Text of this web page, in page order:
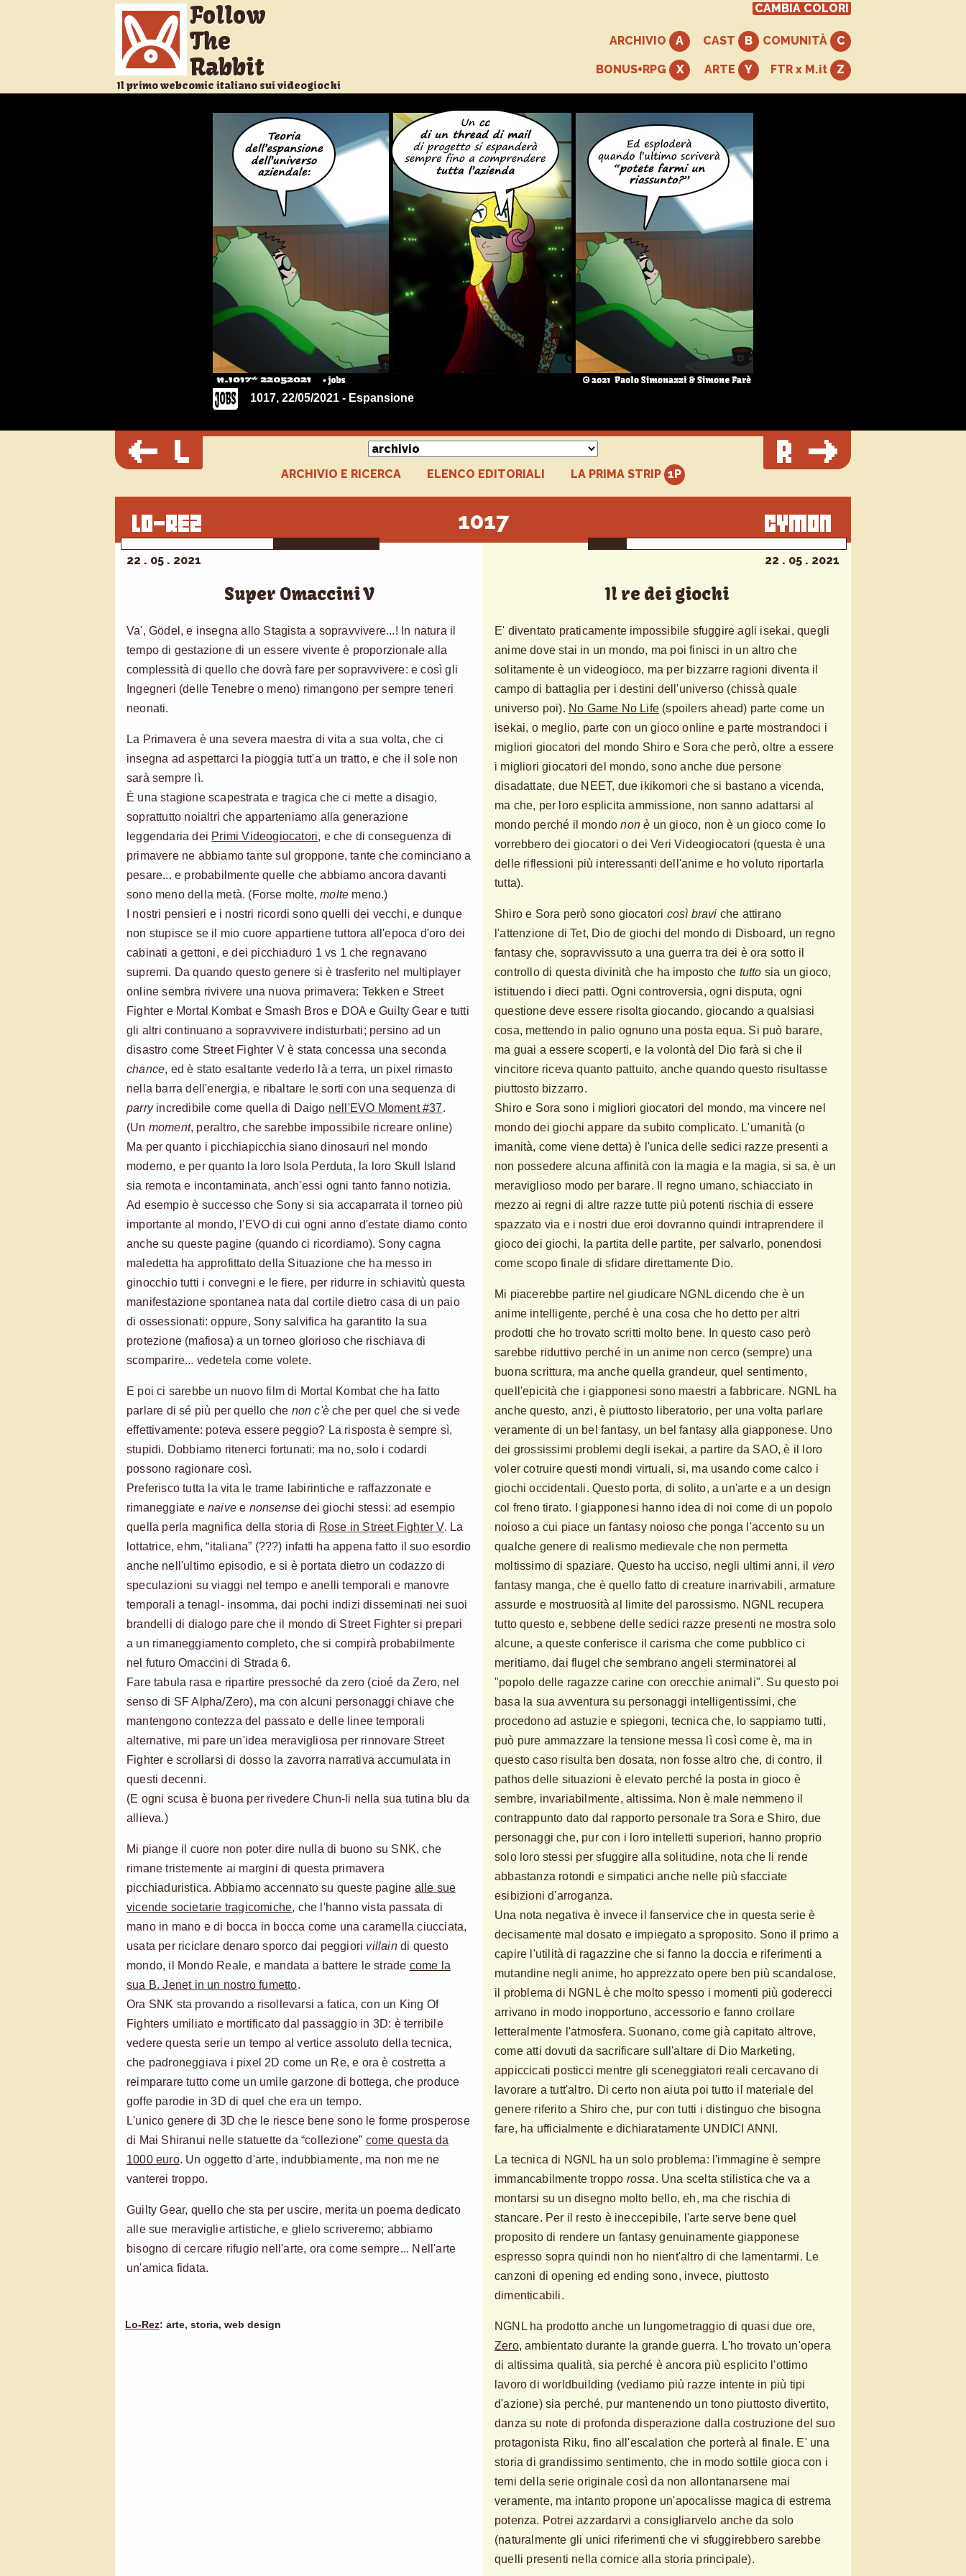
Follow
The
Rabbit
Il primo webcomic italiano sui videogiochi
CAMBIA COLORI
ARCHIVIO CAST COMUNITÀ
BONUS+RPG ARTE FTR x M.it
1017, 22/05/2021 - Espansione
ARCHIVIO E RICERCA ELENCO EDITORIALI LA PRIMA STRIP
1017
22 . 05 . 2021
Super Omaccini V
Va', Gödel, e insegna allo Stagista a sopravvivere...! In natura il
tempo di gestazione di un essere vivente è proporzionale alla
complessità di quello che dovrà fare per sopravvivere: e così gli
Ingegneri (delle Tenebre o meno) rimangono per sempre teneri
neonati.
La Primavera è una severa maestra di vita a sua volta, che ci
insegna ad aspettarci la pioggia tutt'a un tratto, e che il sole non
sarà sempre lì.
È una stagione scapestrata e tragica che ci mette a disagio,
soprattutto noialtri che apparteniamo alla generazione
leggendaria dei Primi Videogiocatori, e che di conseguenza di
primavere ne abbiamo tante sul groppone, tante che cominciano a
pesare... e probabilmente quelle che abbiamo ancora davanti
sono meno della metà. (Forse molte,molte meno.)
I nostri pensieri e i nostri ricordi sono quelli dei vecchi, e dunque
non stupisce se il mio cuore appartiene tuttora all'epoca d'oro dei
cabinati a gettoni, e dei picchiaduro 1 vs 1 che regnavano
supremi. Da quando questo genere si è trasferito nel multiplayer
online sembra rivivere una nuova primavera: Tekken e Street
Fighter e Mortal Kombat e Smash Bros e DOA e Guilty Gear e tutti
gli altri continuano a sopravvivere indisturbati; persino ad un
disastro come Street Fighter V è stata concessa una seconda
chance, ed è stato esaltante vederlo là a terra, un pixel rimasto
nella barra dell'energia, e ribaltare le sorti con una sequenza di
parryincredibile come quella di Daigo nell'EVO Moment #37.
(Un moment, peraltro, che sarebbe impossibile ricreare online)
Ma per quanto i picchiapicchia siano dinosauri nel mondo
moderno, e per quanto la loro Isola Perduta, la loro Skull Island
sia remota e incontaminata, anch'essi ogni tanto fanno notizia.
Ad esempio è successo che Sony si sia accaparrata il torneo più
importante al mondo, l'EVO di cui ogni anno d'estate diamo conto
anche su queste pagine (quando ci ricordiamo). Sony cagna
maledetta ha approfittato della Situazione che ha messo in
ginocchio tutti i convegni e le fiere, per ridurre in schiavitù questa
manifestazione spontanea nata dal cortile dietro casa di un paio
di ossessionati: oppure, Sony salvifica ha garantito la sua
protezione (mafiosa) a un torneo glorioso che rischiava di
scomparire... vedetela come volete.
E poi ci sarebbe un nuovo film di Mortal Kombat che ha fatto
parlare di sé più per quello che non c'è che per quel che si vede
effettivamente: poteva essere peggio? La risposta è sempre sì,
stupidi. Dobbiamo ritenerci fortunati: ma no, solo i codardi
possono ragionare così.
Preferisco tutta la vita le trame labirintiche e raffazzonate e
rimaneggiate e naive e nonsense dei giochi stessi: ad esempio
quella perla magnifica della storia di Rose in Street Fighter V. La
lottatrice, ehm, “italiana” (???) infatti ha appena fatto il suo esordio
anche nell'ultimo episodio, e si è portata dietro un codazzo di
speculazioni su viaggi nel tempo e anelli temporali e manovre
temporali a tenagl- insomma, dai pochi indizi disseminati nei suoi
brandelli di dialogo pare che il mondo di Street Fighter si prepari
a un rimaneggiamento completo, che si compirà probabilmente
nel futuro Omaccini di Strada 6.
Fare tabula rasa e ripartire pressoché da zero (cioé da Zero, nel
senso di SF Alpha/Zero), ma con alcuni personaggi chiave che
mantengono contezza del passato e delle linee temporali
alternative, mi pare un'idea meravigliosa per rinnovare Street
Fighter e scrollarsi di dosso la zavorra narrativa accumulata in
questi decenni.
(E ogni scusa è buona per rivedere Chun-li nella sua tutina blu da
allieva.)
Mi piange il cuore non poter dire nulla di buono su SNK, che
rimane tristemente ai margini di questa primavera
picchiaduristica. Abbiamo accennato su queste pagine alle sue
vicende societarie tragicomiche, che l'hanno vista passata di
mano in mano e di bocca in bocca come una caramella ciucciata,
usata per riciclare denaro sporco dai peggiori villaindi questo
mondo, il Mondo Reale, e mandata a battere le strade come la
sua B. Jenet in un nostro fumetto.
Ora SNK sta provando a risollevarsi a fatica, con un King Of
Fighters umiliato e mortificato dal passaggio in 3D: è terribile
vedere questa serie un tempo al vertice assoluto della tecnica,
che padroneggiava i pixel 2D come un Re, e ora è costretta a
reimparare tutto come un umile garzone di bottega, che produce
goffe parodie in 3D di quel che era un tempo.
L'unico genere di 3D che le riesce bene sono le forme prosperose
di Mai Shiranui nelle statuette da “collezione” come questa da
1000 euro. Un oggetto d'arte, indubbiamente, ma non me ne
vanterei troppo.
Guilty Gear, quello che sta per uscire, merita un poema dedicato
alle sue meraviglie artistiche, e glielo scriveremo; abbiamo
bisogno di cercare rifugio nell'arte, ora come sempre... Nell'arte
un'amica fidata.
Lo-Rez: arte, storia, web design
22 . 05 . 2021
Il re dei giochi
E' diventato praticamente impossibile sfuggire agli isekai, quegli
anime dove stai in un mondo, ma poi finisci in un altro che
solitamente è un videogioco, ma per bizzarre ragioni diventa il
campo di battaglia per i destini dell'universo (chissà quale
universo poi). No Game No Life (spoilers ahead) parte come un
isekai, o meglio, parte con un gioco online e parte mostrandoci i
migliori giocatori del mondo Shiro e Sora che però, oltre a essere
i migliori giocatori del mondo, sono anche due persone
disadattate, due NEET, due ikikomori che si bastano a vicenda,
ma che, per loro esplicita ammissione, non sanno adattarsi al
mondo perché il mondonon è un gioco, non è un gioco come lo
vorrebbero dei giocatori o dei Veri Videogiocatori (questa è una
delle riflessioni più interessanti dell'anime e ho voluto riportarla
tutta).
Shiro e Sora però sono giocatori così bravi che attirano
l'attenzione di Tet, Dio de giochi del mondo di Disboard, un regno
fantasy che, sopravvissuto a una guerra tra dei è ora sotto il
controllo di questa divinità che ha imposto che tutto sia un gioco,
istituendo i dieci patti. Ogni controversia, ogni disputa, ogni
questione deve essere risolta giocando, giocando a qualsiasi
cosa, mettendo in palio ognuno una posta equa. Si può barare,
ma guai a essere scoperti, e la volontà del Dio farà si che il
vincitore riceva quanto pattuito, anche quando questo risultasse
piuttosto bizzarro.
Shiro e Sora sono i migliori giocatori del mondo, ma vincere nel
mondo dei giochi appare da subito complicato. L'umanità (o
imanità, come viene detta) è l'unica delle sedici razze presenti a
non possedere alcuna affinità con la magia e la magia, si sa, è un
meraviglioso modo per barare. Il regno umano, schiacciato in
mezzo ai regni di altre razze tutte più potenti rischia di essere
spazzato via e i nostri due eroi dovranno quindi intraprendere il
gioco dei giochi, la partita delle partite, per salvarlo, ponendosi
come scopo finale di sfidare direttamente Dio.
Mi piacerebbe partire nel giudicare NGNL dicendo che è un
anime intelligente, perché è una cosa che ho detto per altri
prodotti che ho trovato scritti molto bene. In questo caso però
sarebbe riduttivo perché in un anime non cerco (sempre) una
buona scrittura, ma anche quella grandeur, quel sentimento,
quell'epicità che i giapponesi sono maestri a fabbricare. NGNL ha
anche questo, anzi, è piuttosto liberatorio, per una volta parlare
veramente di un bel fantasy, un bel fantasy alla giapponese. Uno
dei grossissimi problemi degli isekai, a partire da SAO, è il loro
voler cotruire questi mondi virtuali, si, ma usando come calco i
giochi occidentali. Questo porta, di solito, a un'arte e a un design
col freno tirato. I giapponesi hanno idea di noi come di un popolo
noioso a cui piace un fantasy noioso che ponga l'accento su un
qualche genere di realismo medievale che non permetta
moltissimo di spaziare. Questo ha ucciso, negli ultimi anni, il vero
fantasy manga, che è quello fatto di creature inarrivabili, armature
assurde e mostruosità al limite del parossismo. NGNL recupera
tutto questo e, sebbene delle sedici razze presenti ne mostra solo
alcune, a queste conferisce il carisma che come pubblico ci
meritiamo, dai flugel che sembrano angeli sterminatorei al
"popolo delle ragazze carine con orecchie animali". Su questo poi
basa la sua avventura su personaggi intelligentissimi, che
procedono ad astuzie e spiegoni, tecnica che, lo sappiamo tutti,
può pure ammazzare la tensione messa lì così come è, ma in
questo caso risulta ben dosata, non fosse altro che, di contro, il
pathos delle situazioni è elevato perché la posta in gioco è
sembre, invariabilmente, altissima. Non è male nemmeno il
contrappunto dato dal rapporto personale tra Sora e Shiro, due
personaggi che, pur con i loro intelletti superiori, hanno proprio
solo loro stessi per sfuggire alla solitudine, nota che li rende
abbastanza rotondi e simpatici anche nelle più sfacciate
esibizioni d'arroganza.
Una nota negativa è invece il fanservice che in questa serie è
decisamente mal dosato e impiegato a sproposito. Sono il primo a
capire l'utilità di ragazzine che si fanno la doccia e riferimenti a
mutandine negli anime, ho apprezzato opere ben più scandalose,
il problema di NGNL è che molto spesso i momenti più goderecci
arrivano in modo inopportuno, accessorio e fanno crollare
letteralmente l'atmosfera. Suonano, come già capitato altrove,
come atti dovuti da sacrificare sull'altare di Dio Marketing,
appiccicati posticci mentre gli sceneggiatori reali cercavano di
lavorare a tutt'altro. Di certo non aiuta poi tutto il materiale del
genere riferito a Shiro che, pur con tutti i distinguo che bisogna
fare, ha ufficialmente e dichiaratamente UNDICI ANNI.
La tecnica di NGNL ha un solo problema: l'immagine è sempre
immancabilmente troppo rossa. Una scelta stilistica che va a
montarsi su un disegno molto bello, eh, ma che rischia di
stancare. Per il resto è ineccepibile, l'arte serve bene quel
proposito di rendere un fantasy genuinamente giapponese
espresso sopra quindi non ho nient'altro di che lamentarmi. Le
canzoni di opening ed ending sono, invece, piuttosto
dimenticabili.
NGNL ha prodotto anche un lungometraggio di quasi due ore,
Zero, ambientato durante la grande guerra. L'ho trovato un'opera
di altissima qualità, sia perché è ancora più esplicito l'ottimo
lavoro di worldbuilding (vediamo più razze intente in più tipi
d'azione) sia perché, pur mantenendo un tono piuttosto divertito,
danza su note di profonda disperazione dalla costruzione del suo
protagonista Riku, fino all'escalation che porterà al finale. E' una
storia di grandissimo sentimento, che in modo sottile gioca con i
temi della serie originale così da non allontanarsene mai
veramente, ma intanto propone un'apocalisse magica di estrema
potenza. Potrei azzardarvi a consigliarvelo anche da solo
(naturalmente gli unici riferimenti che vi sfuggirebbero sarebbe
quelli presenti nella cornice alla storia principale).